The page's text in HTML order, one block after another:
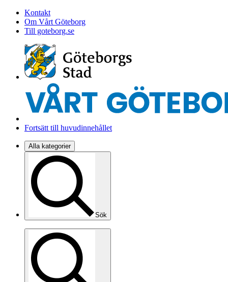
Kontakt
Om Vårt Göteborg
Till goteborg.se
Fortsätt till huvudinnehållet
Alla kategorier
Sök